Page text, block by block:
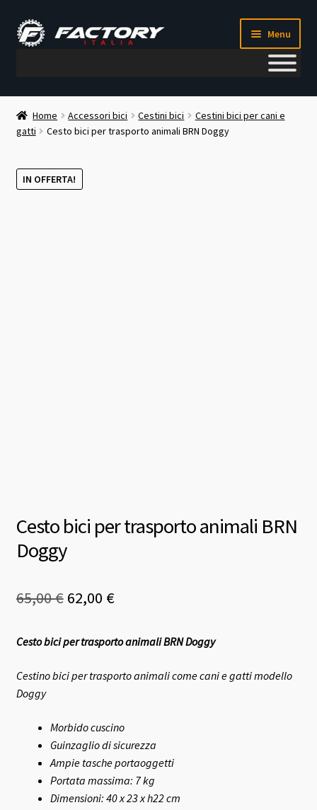
Vai
alla
Vai
al
Menu
Il mio account
Metodi di pagamento
Chi siamo
Home Accessori bici Cestini bici
Cestini bici per cani e
gatti
Cesto bici per trasporto animali BRN Doggy
IN OFFERTA!
Cesto bici per trasporto animali BRN
Doggy
65,00€ Il
originale
era:
62,00 €Il
attuale
è:
Cesto bici per trasporto animali BRN Doggy
Cestino bici per trasporto animali come cani e gatti modello
Doggy
Morbido cuscino
Guinzaglio di sicurezza
Ampie tasche portaoggetti
Portata massima: 7 kg
Dimensioni: 40 x 23 x h22 cm